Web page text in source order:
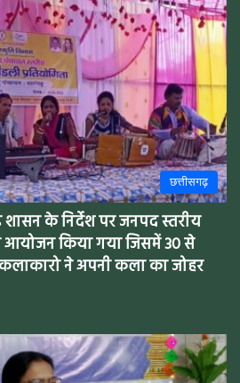
छत्तीसगढ़
के निर्देश पर जनपद स्तरीय
आयोजन किया गया जिसमें 30 से
ने अपनी कला का जोहर